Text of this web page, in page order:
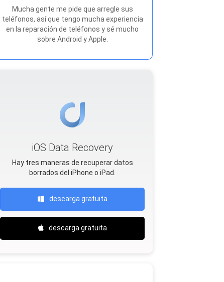
Mucha gente me pide que arregle sus
teléfonos, así que tengo mucha experiencia
en la reparación de teléfonos y sé mucho
sobre Android y Apple.
iOS Data Recovery
Hay tres maneras de recuperar datos
borrados del iPhone o iPad.
descarga gratuita
descarga gratuita